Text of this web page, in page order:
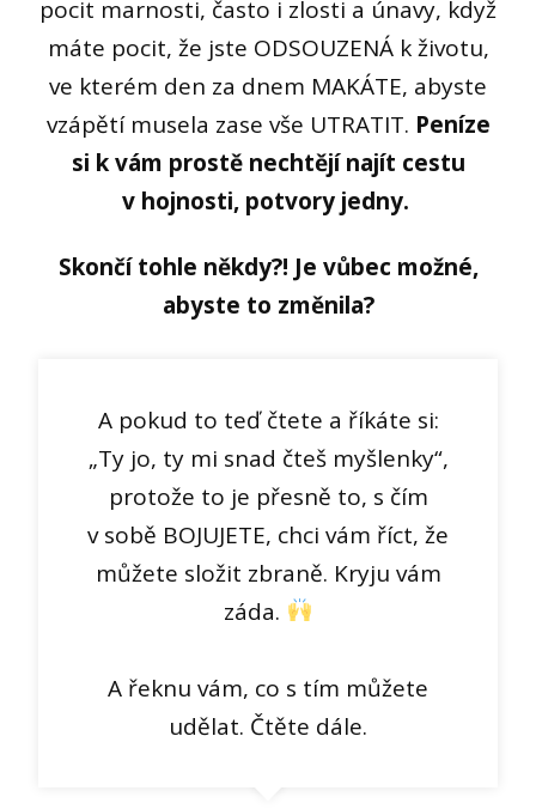
pocit marnosti, často i zlosti a únavy, když
máte pocit, že jste ODSOUZENÁ k životu,
ve kterém den za dnem MAKÁTE, abyste
vzápětí musela zase vše UTRATIT. Peníze
si k vám prostě nechtějí najít cestu
v hojnosti, potvory jedny.
Skončí tohle někdy?! Je vůbec možné,
abyste to změnila?
A pokud to teď čtete a říkáte si:
„Ty jo, ty mi snad čteš myšlenky“,
protože to je přesně to, s čím
v sobě BOJUJETE, chci vám říct, že
můžete složit zbraně. Kryju vám
záda.
A řeknu vám, co s tím můžete
udělat. Čtěte dále.